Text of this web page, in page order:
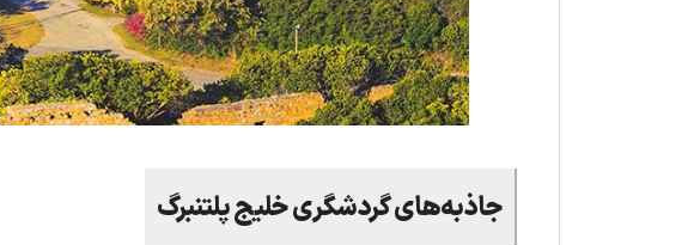
جاذبه‌های گردشگری خلیج پلتنبرگ